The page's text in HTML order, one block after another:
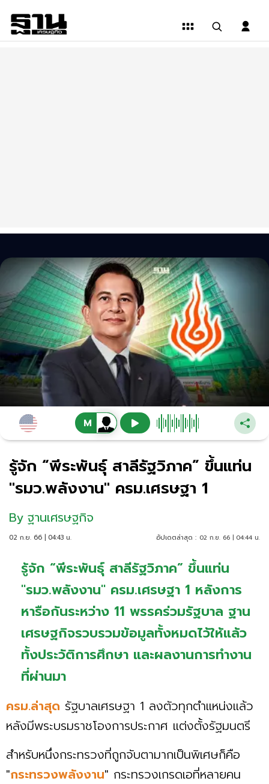
รู้จัก “พีระพันธุ์ สาลีรัฐวิภาค” ขึ้นแท่น
"รมว.พลังงาน" ครม.เศรษฐา 1
By ฐานเศรษฐกิจ
02 ก.ย. 66 | 04:43 น. อัปเดตล่าสุด : 02 ก.ย. 66 | 04:44 น.
รู้จัก “พีระพันธุ์ สาลีรัฐวิภาค” ขึ้นแท่น
"รมว.พลังงาน" ครม.เศรษฐา 1 หลังการ
หารือกันระหว่าง 11 พรรคร่วมรัฐบาล ฐาน
เศรษฐกิจรวบรวมข้อมูลทั้งหมดไว้ให้แล้ว
ทั้งประวัติการศึกษา และผลงานการทำงาน
ที่ผ่านมา
ครม.ล่าสุด รัฐบาลเศรษฐา 1 ลงตัวทุกตำแหน่งแล้ว
หลังมีพระบรมราชโองการประกาศ แต่งตั้งรัฐมนตรี
สำหรับหนึ่งกระทรวงที่ถูกจับตามากเป็นพิเศษก็คือ
"กระทรวงพลังงาน" กระทรวงเกรดเอที่หลายคน